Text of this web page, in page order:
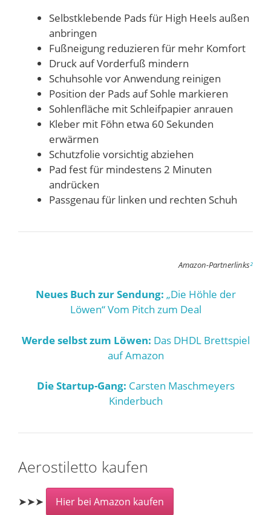
Selbstklebende Pads für High Heels außen
anbringen
Fußneigung reduzieren für mehr Komfort
Druck auf Vorderfuß mindern
Schuhsohle vor Anwendung reinigen
Position der Pads auf Sohle markieren
Sohlenfläche mit Schleifpapier anrauen
Kleber mit Föhn etwa 60 Sekunden
erwärmen
Schutzfolie vorsichtig abziehen
Pad fest für mindestens 2 Minuten
andrücken
Passgenau für linken und rechten Schuh
Amazon-Partnerlinks²
Neues Buch zur Sendung: „Die Höhle der
Löwen“ Vom Pitch zum Deal
Werde selbst zum Löwen: Das DHDL Brettspiel
auf Amazon
Die Startup-Gang: Carsten Maschmeyers
Kinderbuch
Aerostiletto kaufen
➤➤➤ Hier bei Amazon kaufen